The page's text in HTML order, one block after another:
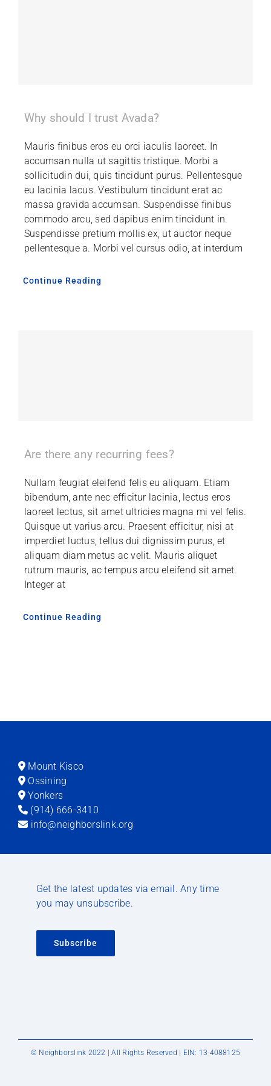
Why should I trust Avada?
Mauris finibus eros eu orci iaculis laoreet. In
accumsan nulla ut sagittis tristique. Morbi a
sollicitudin dui, quis tincidunt purus. Pellentesque
eu lacinia lacus. Vestibulum tincidunt erat ac
massa gravida accumsan. Suspendisse finibus
commodo arcu, sed dapibus enim tincidunt in.
Suspendisse pretium mollis ex, ut auctor neque
pellentesque a. Morbi vel cursus odio, at interdum
Continue Reading
Are there any recurring fees?
Nullam feugiat eleifend felis eu aliquam. Etiam
bibendum, ante nec efficitur lacinia, lectus eros
laoreet lectus, sit amet ultricies magna mi vel felis.
Quisque ut varius arcu. Praesent efficitur, nisi at
imperdiet luctus, tellus dui dignissim purus, et
aliquam diam metus ac velit. Mauris aliquet
rutrum mauris, ac tempus arcu eleifend sit amet.
Integer at
Continue Reading
Mount Kisco
Ossining
Yonkers
(914) 666-3410
info@neighborslink.org
Get the latest updates via email. Any time
you may unsubscribe.
Subscribe
© Neighborslink 2022 | All Rights Reserved | EIN: 13-4088125